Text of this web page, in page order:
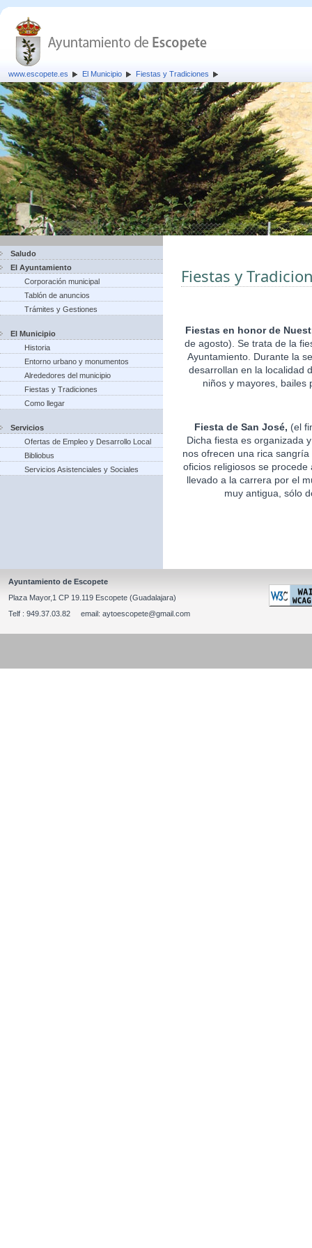
www.escopete.es El Municipio Fiestas y Tradiciones
Saludo
El Ayuntamiento
Corporación municipal
Tablón de anuncios
Trámites y Gestiones
El Municipio
Historia
Entorno urbano y monumentos
Alrededores del municipio
Fiestas y Tradiciones
Como llegar
Servicios
Ofertas de Empleo y Desarrollo Local
Bibliobus
Servicios Asistenciales y Sociales
Fiestas y
Fiestas en honor de
de agosto). Se trata de la
Ayuntamiento. Durante la
desarrollan en la localidad
niños y mayores, bailes
Fiesta de San José, (el
Dicha fiesta es organizada
nos ofrecen una rica
oficios religiosos se
llevado a la carrera por el
muy antigua, sólo
Ayuntamiento de Escopete
Plaza Mayor,1 CP 19.119 Escopete (Guadalajara)
Telf : 949.37.03.82 email: aytoescopete@gmail.com